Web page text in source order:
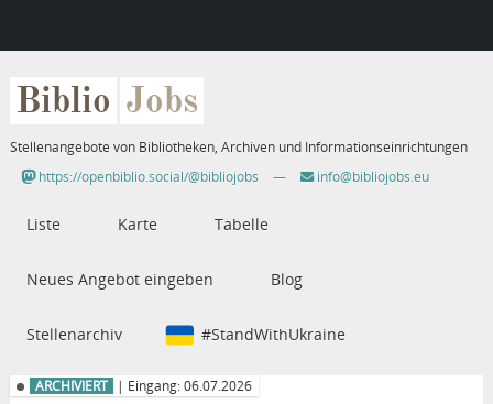
Biblio Jobs
Stellenangebote von Bibliotheken, Archiven und Informationseinrichtungen
https://openbiblio.social/@bibliojobs
— info@bibliojobs.eu
Liste Karte Tabelle
Neues Angebot eingeben Blog
Stellenarchiv #StandWithUkraine
ARCHIVIERT | Eingang: 06.07.2026